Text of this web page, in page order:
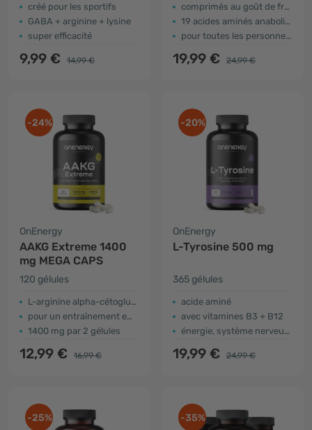
créé pour les sportifs
GABA + arginine + lysine
super efficacité
9,99 € 14,99 €
comprimés au goût de fraise
19 acides aminés anabolisants
pour toutes les personnes actives
19,99 € 24,99 €
-24%
OnEnergy
AAKG Extreme 1400
mg MEGA CAPS
120 gélules
L-arginine alpha-cétoglutarate
pour un entraînement efficace
1400 mg par 2 gélules
12,99 € 16,99 €
-20%
OnEnergy
L-Tyrosine 500 mg
365 gélules
acide aminé
avec vitamines B3 + B12
énergie, système nerveux, fonctionnement psychologique
19,99 € 24,99 €
-25% -35%